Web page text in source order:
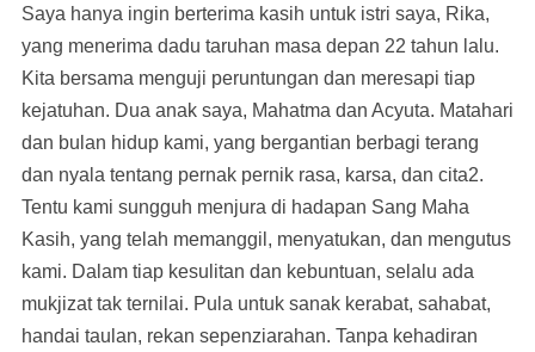
Saya hanya ingin berterima kasih untuk istri saya, Rika,
yang menerima dadu taruhan masa depan 22 tahun lalu.
Kita bersama menguji peruntungan dan meresapi tiap
kejatuhan. Dua anak saya, Mahatma dan Acyuta. Matahari
dan bulan hidup kami, yang bergantian berbagi terang
dan nyala tentang pernak pernik rasa, karsa, dan cita2.
Tentu kami sungguh menjura di hadapan Sang Maha
Kasih, yang telah memanggil, menyatukan, dan mengutus
kami. Dalam tiap kesulitan dan kebuntuan, selalu ada
mukjizat tak ternilai. Pula untuk sanak kerabat, sahabat,
handai taulan, rekan sepenziarahan. Tanpa kehadiran